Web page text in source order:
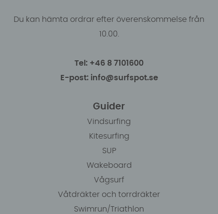
Du kan hämta ordrar efter överenskommelse från
10.00.
Tel: +46 8 7101600
E-post: info@surfspot.se
Guider
Vindsurfing
Kitesurfing
SUP
Wakeboard
Vågsurf
Våtdräkter och torrdräkter
Swimrun/Triathlon